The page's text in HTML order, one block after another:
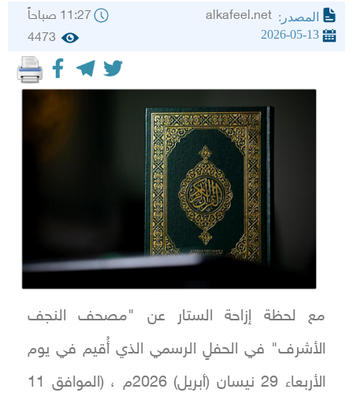
المصدر: 11:27 صباحاً
2026-05-13
4473
مع لحظة إزاحة الستار عن "مصحف النجف
الأشرف" في الحفلٍ الرسمي الذي أُقيم في يوم
الأربعاء 29 نيسان (أبريل) 2026م ، (الموافق 11